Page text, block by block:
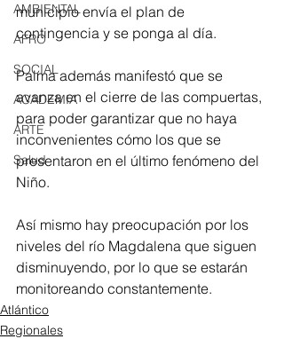
AMBIENTAL
AFRO
SOCIAL
ACADEMIA
ARTE
Salud
municipio envía el plan de
contingencia y se ponga al día.
Palma además manifestó que se
avanza en el cierre de las compuertas,
para poder garantizar que no haya
inconvenientes cómo los que se
presentaron en el último fenómeno del
Niño.
Así mismo hay preocupación por los
niveles del río Magdalena que siguen
disminuyendo, por lo que se estarán
monitoreando constantemente.
Atlántico
Regionales